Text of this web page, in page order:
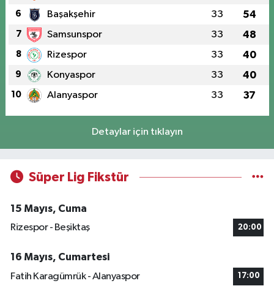
6 Başakşehir 33 54
7 Samsunspor 33 48
8 Rizespor 33 40
9 Konyaspor 33 40
10 Alanyaspor 33 37
Detaylar için tıklayın
Süper Lig Fikstür
15 Mayıs, Cuma
Rizespor - Beşiktaş
20:00
16 Mayıs, Cumartesi
Fatih Karagümrük - Alanyaspor
17:00